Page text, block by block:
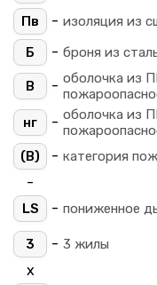
Пв
- изоляция из
Б
- броня из
В - оболочка из
нг
- оболочка из
(B)
- категория
-
LS - пониженное
3 - 3 жилы
х